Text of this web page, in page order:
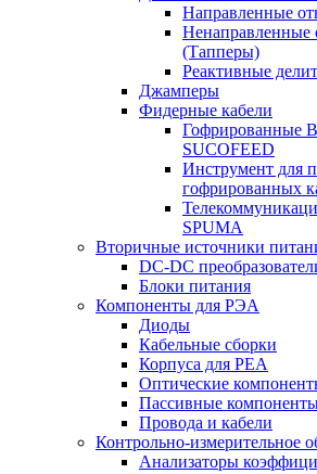
Направленные
Ненаправленные
(Тапперы)
Реактивные
Джамперы
Фидерные кабели
Гофрированные
SUCOFEED
Инструмент для
гофрированных
SPUMA
Вторичные источники
DC-DC
Блоки питания
Компоненты для РЭА
Диоды
Кабельные сборки
Корпуса для РЕА
Оптические
Пассивные
Провода и кабели
Контрольно-измерительное
Анализаторы